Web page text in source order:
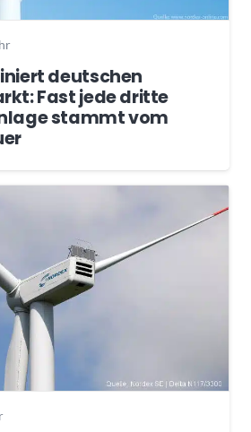
deutschen
Fast jede dritte
stammt vom